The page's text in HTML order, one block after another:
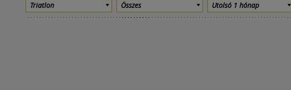
Triatlon Összes Utolsó 1 hónap